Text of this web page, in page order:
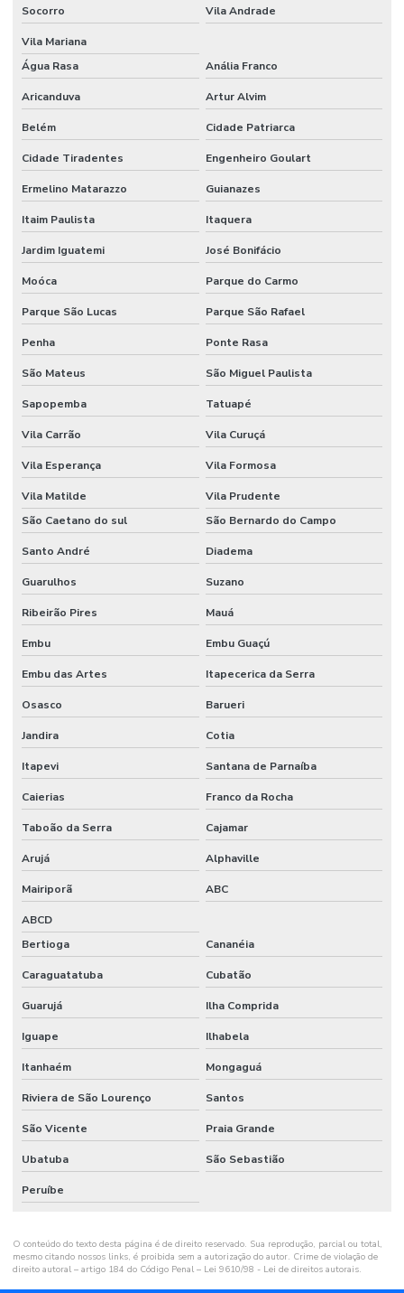
Socorro Vila Andrade
Vila Mariana
Água Rasa
Anália Franco
Aricanduva Artur Alvim
Belém Cidade Patriarca
Cidade Tiradentes Engenheiro Goulart
Ermelino Matarazzo Guianazes
Itaim Paulista Itaquera
Jardim Iguatemi José Bonifácio
Moóca Parque do Carmo
Parque São Lucas Parque São Rafael
Penha Ponte Rasa
São Mateus São Miguel Paulista
Sapopemba Tatuapé
Vila Carrão Vila Curuçá
Vila Esperança Vila Formosa
Vila Matilde
Vila Prudente
São Caetano do sul
São Bernardo do Campo
Santo André Diadema
Guarulhos Suzano
Ribeirão Pires Mauá
Embu Embu Guaçú
Embu das Artes Itapecerica da Serra
Osasco Barueri
Jandira Cotia
Itapevi Santana de Parnaíba
Caierias Franco da Rocha
Taboão da Serra Cajamar
Arujá Alphaville
Mairiporã ABC
ABCD
Bertioga
Cananéia
Caraguatatuba Cubatão
Guarujá Ilha Comprida
Iguape Ilhabela
Itanhaém Mongaguá
Riviera de São Lourenço Santos
São Vicente Praia Grande
Ubatuba São Sebastião
Peruíbe
O conteúdo do texto desta página é de direito reservado. Sua reprodução, parcial ou total,
mesmo citando nossos links, é proibida sem a autorização do autor. Crime de violação de
direito autoral – artigo 184 do Código Penal – Lei 9610/98 - Lei de direitos autorais.